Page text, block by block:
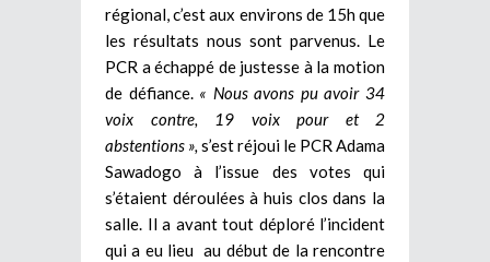
régional, c’est aux environs de 15h que
les résultats nous sont parvenus. Le
PCR a échappé de justesse à la motion
de défiance. « Nous avons pu avoir 34
voix contre, 19 voix pour et 2
abstentions », s’est réjoui le PCR Adama
Sawadogo à l’issue des votes qui
s’étaient déroulées à huis clos dans la
salle. Il a avant tout déploré l’incident
qui a eu lieu au début de la rencontre